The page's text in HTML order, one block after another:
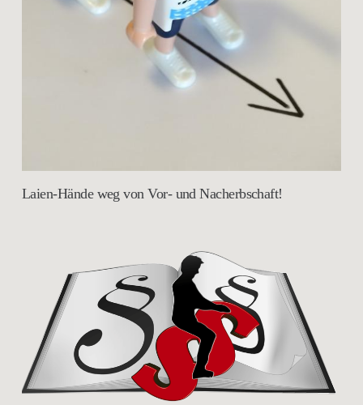
Laien-Hände weg von Vor- und Nacherbschaft!